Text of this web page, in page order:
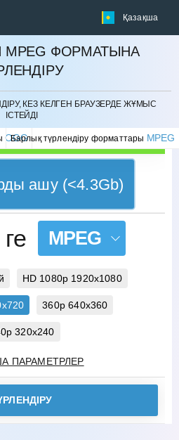
Қазақша
MPEG ФОРМАТЫНА
КЕЗ КЕЛГЕН БРАУЗЕРДЕ ЖҰМЫС
ІСТЕЙДІ
OGG
Барлық түрлендіру форматтары MPEG
ашу (<4.3Gb)
ге MPEG
HD 1080p 1920x1080
360p 640x360
320x240
ПАРАМЕТРЛЕР